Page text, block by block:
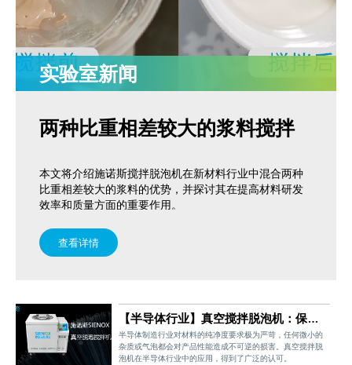
实验室新闻
两种比重相差较大的浆料搅拌
本文将介绍施诺斯搅拌脱泡机在新材料行业中混合两种
比重相差较大的浆料的优势，并探讨其在提高材料研发
效率和质量方面的重要作用。
查看详情
【半导体行业】真空搅拌脱泡机：保障
精密材料制备的高纯净度
半导体制造行业对材料的纯净度要求极为严苛，任何微小的
杂质或气泡都会对产品性能造成不可逆的损害。真空搅拌脱
泡机在半导体行业中的应用，得到了广泛的认可。